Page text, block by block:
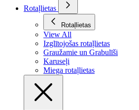
Rotaļlietas
Rotaļlietas
View All
Izglītojošas rotaļlietas
Graužamie un Grabulīši
Karuseļi
Miega rotaļlietas